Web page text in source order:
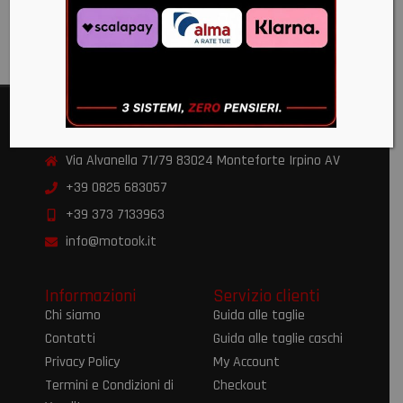
€390,00
Moto OK
Via Alvanella 71/79 83024 Monteforte Irpino AV
+39 0825 683057
+39 373 7133963
info@motook.it
Informazioni
Chi siamo
Contatti
Privacy Policy
Termini e Condizioni di
Servizio clienti
Guida alle taglie
Guida alle taglie caschi
My Account
Checkout